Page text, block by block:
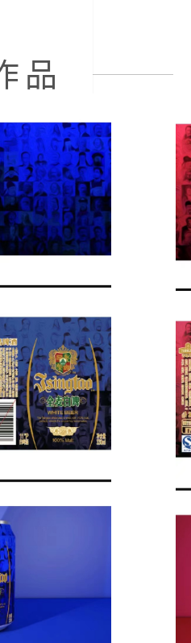
品